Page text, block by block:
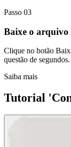
Passo 03
Baixe o arquivo
Clique no botão
questão de segundos.
Saiba mais
Tutorial